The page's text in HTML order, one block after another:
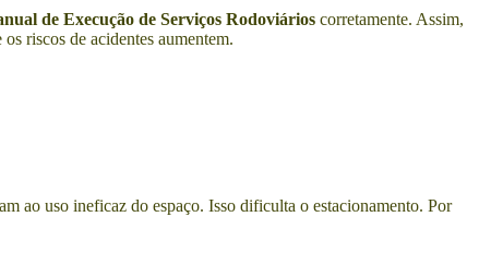
de Execução de Serviços Rodoviários corretamente. Assim,
riscos de acidentes aumentem.
ao uso ineficaz do espaço. Isso dificulta o estacionamento. Por